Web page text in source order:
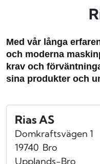
Med vår långa
och moderna
krav och
sina produkter och
Rias AS
Domkraftsvägen 1
19740 Bro
Upplands-Bro